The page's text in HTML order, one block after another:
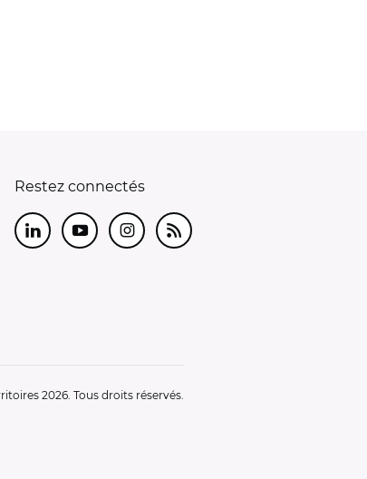
Restez connectés
LinkedInYoutubeInstagram
RSS
2026. Tous droits réservés.